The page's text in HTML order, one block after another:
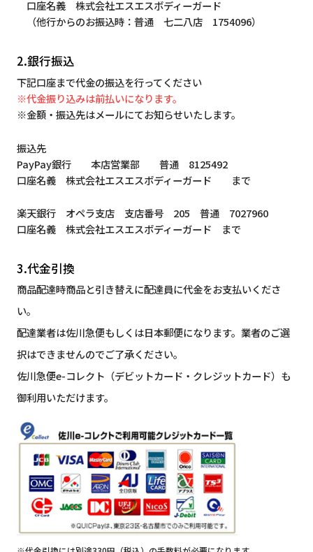
口座名義 株式会社エスエスボディーガード
（他行からのお振込時：普通 七二八店 1754096）
2.銀行振込
下記口座まで代金の振込を行ってください
※代金振り込みは前払いになります。
※金額・振込先はメールにてお知らせいたします。
振込先
PayPay銀行 本店営業部 普通 8125492
口座名義 株式会社エスエスボディーガード まで
楽天銀行 オペラ支店 支店番号 205 普通 7027960
口座名義 株式会社エスエスボディーガード まで
3.代金引換
商品配達時商品と引き替えに配達員に代金をお支払いくださ
い。
配達業者は佐川急便もしくは日本郵便になります。業者のご選
択はできませんのでご了承ください。
佐川急便e-コレクト（デビットカード・クレジットカード）も
御利用いただけます。